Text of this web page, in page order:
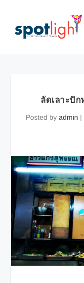
ลัดเลาะปั
Posted by admin |